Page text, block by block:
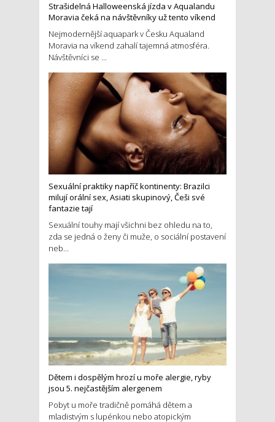
Strašidelná Halloweenská jízda v Aqualandu
Moravia čeká na návštěvníky už tento víkend
Nejmodernější aquapark v Česku Aqualand
Moravia na víkend zahalí tajemná atmosféra.
Návštěvníci se ...
Sexuální praktiky napříč kontinenty: Brazilci
milují orální sex, Asiati skupinový, Češi své
fantazie tají
Sexuální touhy mají všichni bez ohledu na to,
zda se jedná o ženy či muže, o sociální postavení
neb...
Dětem i dospělým hrozí u moře alergie, ryby
jsou 5. nejčastějším alergenem
Pobyt u moře tradičně pomáhá dětem a
mladistvým s lupénkou nebo atopickým